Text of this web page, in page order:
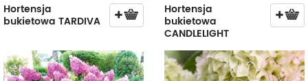
Hortensja
bukietowa TARDIVA
Hortensja
bukietowa
CANDLELIGHT